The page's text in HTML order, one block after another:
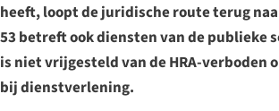
heeft, loopt de juridische route terug
53 betreft ook diensten van de publieke
is niet vrijgesteld van de HRA-verboden
bij dienstverlening.